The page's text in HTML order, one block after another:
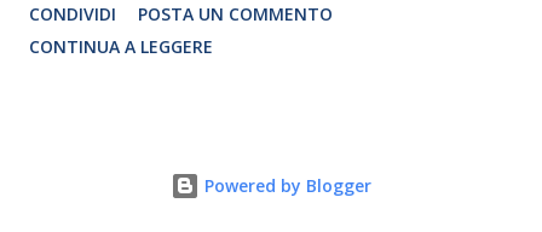
programmazione del Rotary Club Roma Sud-Est che festeggia
i quaranta anni di attività. Un’occasione per raccontare al
riguardano sia il territorio che le missioni all’estero in paesi in
CONDIVIDI
POSTA UN COMMENTO
CONTINUA A LEGGERE
Powered by Blogger